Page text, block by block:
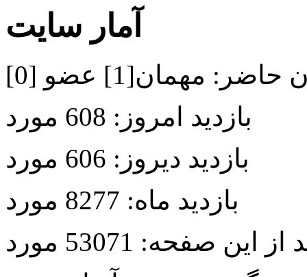
آمار سایت
حاضر: مهمان[1] عضو [0]
بازدید امروز: 608 مورد
بازدید دیروز: 606 مورد
بازدید ماه: 8277 مورد
از این صفحه: 53071 مورد